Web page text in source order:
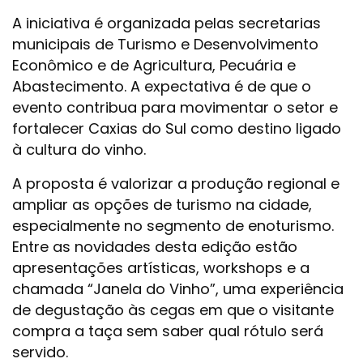
A iniciativa é organizada pelas secretarias
municipais de Turismo e Desenvolvimento
Econômico e de Agricultura, Pecuária e
Abastecimento. A expectativa é de que o
evento contribua para movimentar o setor e
fortalecer Caxias do Sul como destino ligado
à cultura do vinho.
A proposta é valorizar a produção regional e
ampliar as opções de turismo na cidade,
especialmente no segmento de enoturismo.
Entre as novidades desta edição estão
apresentações artísticas, workshops e a
chamada “Janela do Vinho”, uma experiência
de degustação às cegas em que o visitante
compra a taça sem saber qual rótulo será
servido.